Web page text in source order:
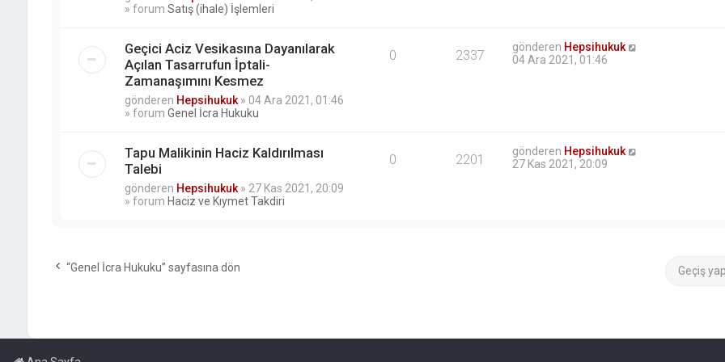
» forum Satış (ihale) İşlemleri
Geçici Aciz Vesikasına Dayanılarak
Açılan Tasarrufun İptali-
Zamanaşımını Kesmez
gönderen Hepsihukuk» 04 Ara 2021, 01:46
» forum Genel İcra Hukuku
0 2337 gönderen Hepsihukuk
04 Ara 2021, 01:46
Tapu Malikinin Haciz Kaldırılması
Talebi
gönderen Hepsihukuk» 27 Kas 2021, 20:09
» forum Haciz ve Kıymet Takdiri
0 2201 gönderen Hepsihukuk
27 Kas 2021, 20:09
“Genel İcra Hukuku” sayfasına dön Geçiş